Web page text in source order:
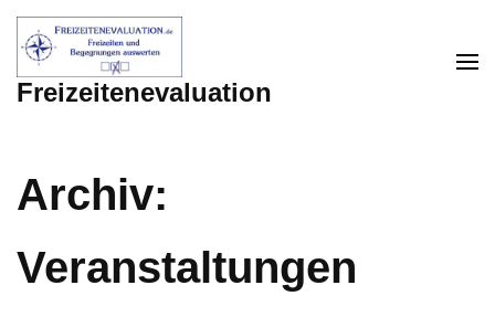
Zum
Inhalt
springen
Freizeitenevaluation
Archiv:
Veranstaltungen